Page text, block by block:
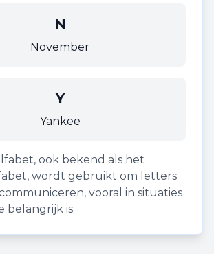
N
November
Y
Yankee
ook bekend als het
wordt gebruikt om letters
vooral in situaties
belangrijk is.